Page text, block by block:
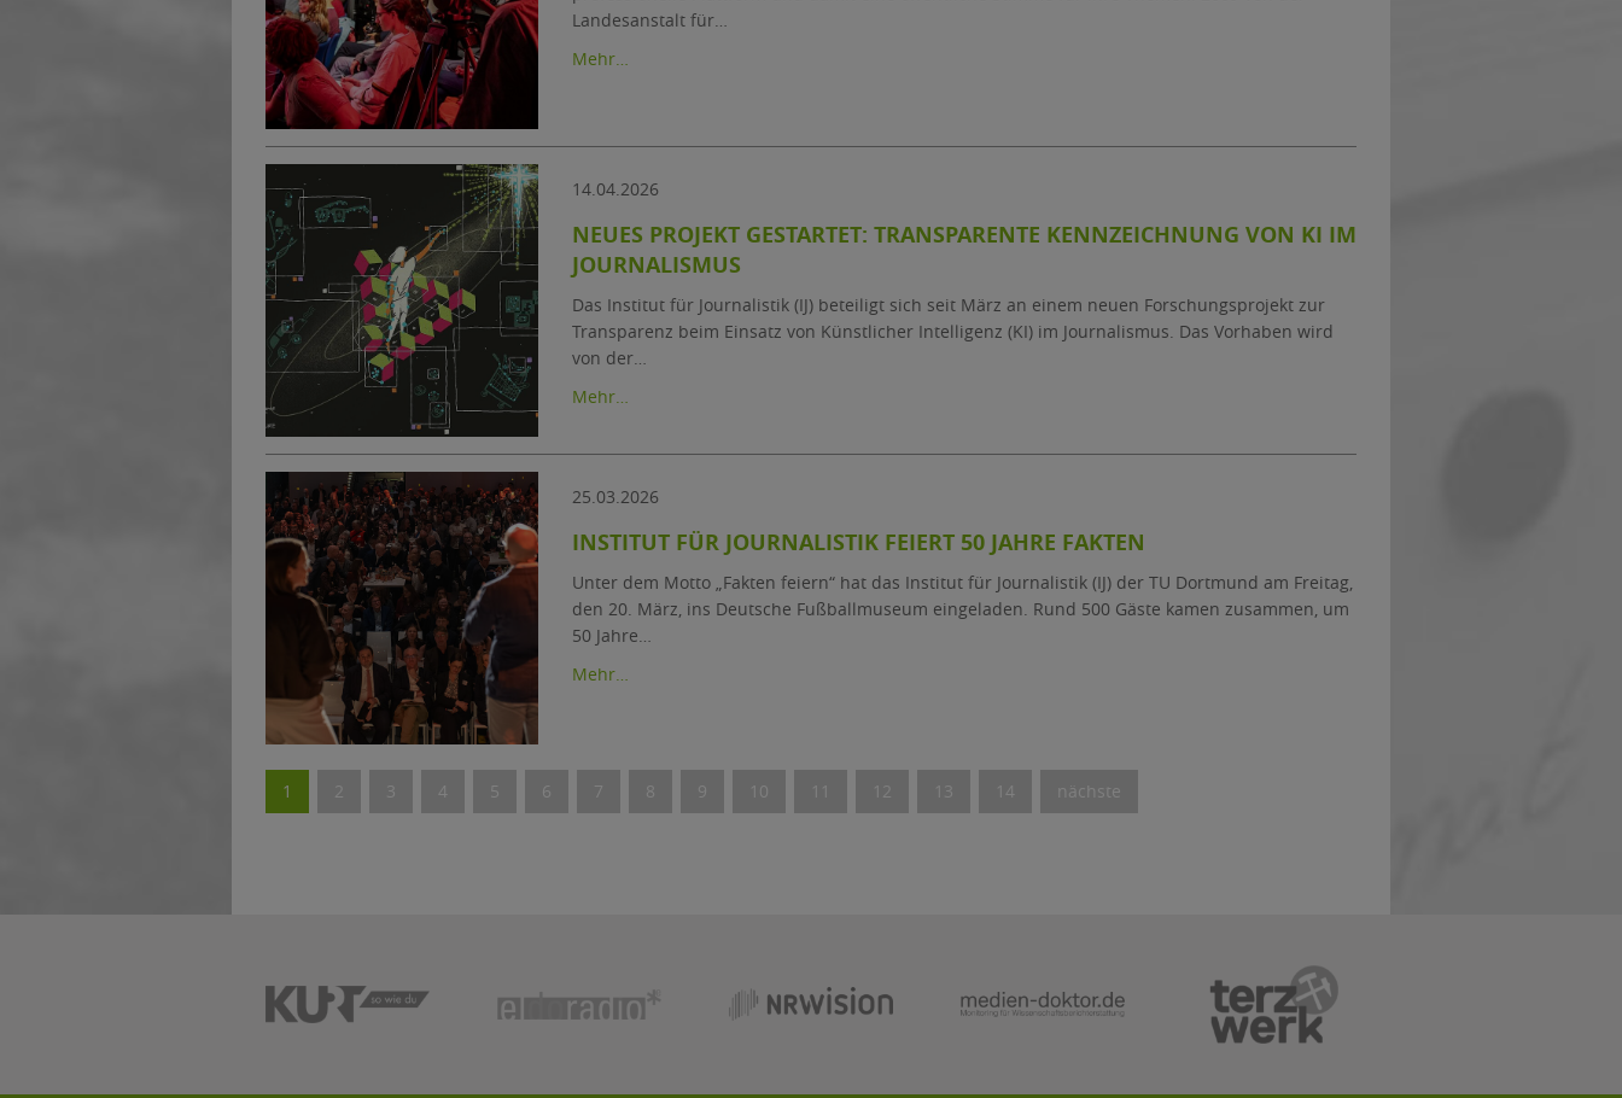
Landesanstalt für…
Mehr…
14.04.2026
NEUES PROJEKT GESTARTET: TRANSPARENTE KENNZEICHNUNG VON KI IM
JOURNALISMUS
Das Institut für Journalistik (IJ) beteiligt sich seit März an einem neuen Forschungsprojekt zur
Transparenz beim Einsatz von Künstlicher Intelligenz (KI) im Journalismus. Das Vorhaben wird
von der…
Mehr…
25.03.2026
INSTITUT FÜR JOURNALISTIK FEIERT 50 JAHRE FAKTEN
Unter dem Motto „Fakten feiern“ hat das Institut für Journalistik (IJ) der TU Dortmund am Freitag,
den 20. März, ins Deutsche Fußballmuseum eingeladen. Rund 500 Gäste kamen zusammen, um
50 Jahre…
Mehr…
1 2 3 4 5 6 7 8 9 10 12 13 14 nächste